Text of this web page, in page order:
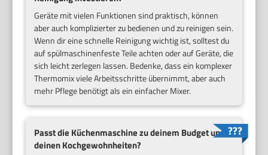
Geräte mit vielen Funktionen sind praktisch, können
aber auch komplizierter zu bedienen und zu reinigen sein.
Wenn dir eine schnelle Reinigung wichtig ist, solltest du
auf spülmaschinenfeste Teile achten oder auf Geräte, die
sich leicht zerlegen lassen. Bedenke, dass ein komplexer
Thermomix viele Arbeitsschritte übernimmt, aber auch
mehr Pflege benötigt als ein einfacher Mixer.
Passt die Küchenmaschine zu deinem Budget und
deinen Kochgewohnheiten?